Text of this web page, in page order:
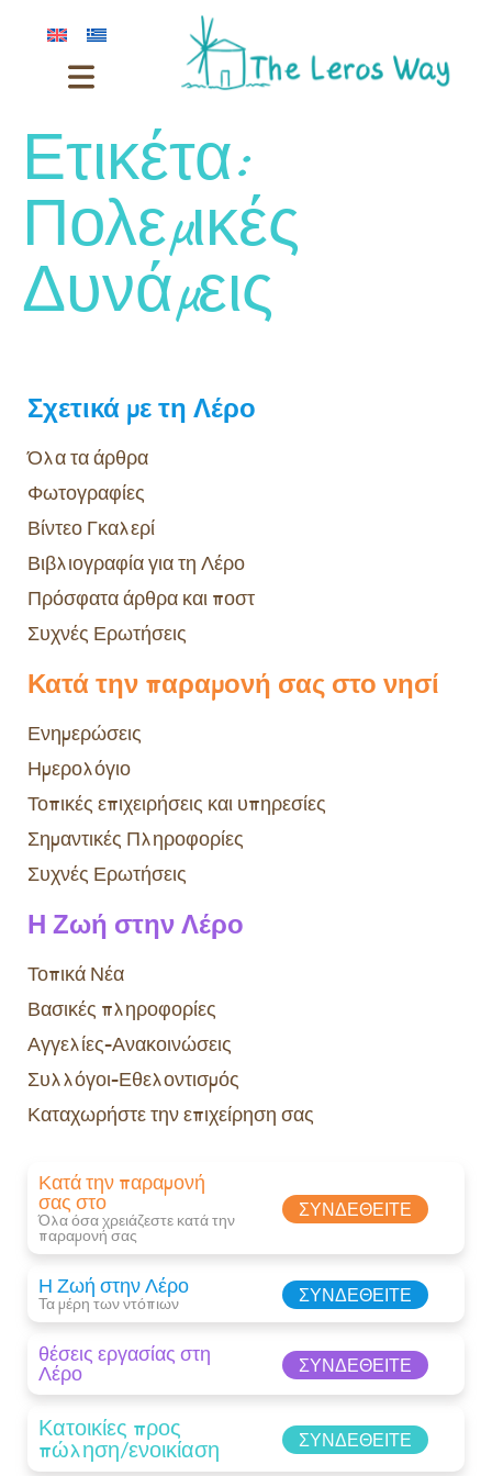
Ετικέτα:
Πολεμικές
Δυνάμεις
Σχετικά με τη Λέρο
Όλα τα άρθρα
Φωτογραφίες
Βίντεο Γκαλερί
Βιβλιογραφία για τη Λέρο
Πρόσφατα άρθρα και ποστ
Συχνές Ερωτήσεις
Κατά την παραμονή σας στο νησί
Ενημερώσεις
Ημερολόγιο
Τοπικές επιχειρήσεις και υπηρεσίες
Σημαντικές Πληροφορίες
Συχνές Ερωτήσεις
Η Ζωή στην Λέρο
Τοπικά Νέα
Βασικές πληροφορίες
Αγγελίες-Ανακοινώσεις
Συλλόγοι-Εθελοντισμός
Καταχωρήστε την επιχείρηση σας
Κατά την παραμονή
σας στο
Όλα όσα χρειάζεστε κατά την
παραμονή σας​
ΣΥΝΔΕΘΕΊΤΕ
Η Ζωή στην Λέρο
Τα μέρη των ντόπιων ΣΥΝΔΕΘΕΊΤΕ
θέσεις εργασίας στη
Λέρο ΣΥΝΔΕΘΕΊΤΕ
Κατοικίες προς
πώληση/ενοικίαση ΣΥΝΔΕΘΕΊΤΕ